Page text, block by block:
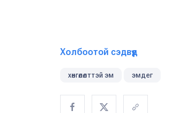
Холбоотой сэдвүүд
хөнгөлөлттэй эм эмдег